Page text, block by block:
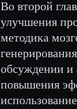
Во второй
улучшения
методика
обсуждении и
повышения